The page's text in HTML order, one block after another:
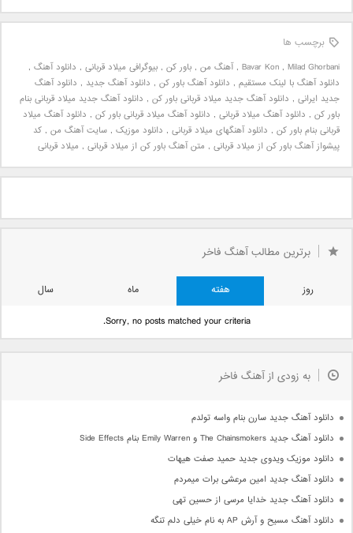
برچسب ها
Bavar Kon , Milad Ghorbani
,آهنگ من , باور کن , بیوگرافی میلاد قربانی , دانلود آهنگ ,
دانلود آهنگ با لینک مستقیم , دانلود آهنگ باور کن , دانلود آهنگ جدید , دانلود آهنگ
جدید ایرانی , دانلود آهنگ جدید میلاد قربانی باور کن , دانلود آهنگ جدید میلاد قربانی بنام
باور کن , دانلود آهنگ میلاد قربانی , دانلود آهنگ میلاد قربانی باور کن , دانلود آهنگ میلاد
قربانی بنام باور کن , دانلود آهنگهای میلاد قربانی , دانلود موزیک , سایت آهنگ من , کد
پیشواز آهنگ باور کن از میلاد قربانی , متن آهنگ باور کن از میلاد قربانی , میلاد قربانی
برترین مطالب آهنگ فاخر
روز هفته ماه
سال
Sorry, no posts matched your criteria.
به زودی از آهنگ فاخر
دانلود آهنگ جدید سارن بنام واسه تولدم
دانلود آهنگ جدید The Chainsmokers و Emily Warren بنام Side Effects
دانلود موزیک ویدوی جدید حمید صفت هیهات
دانلود آهنگ جدید امین مرعشی برات میمردم
دانلود آهنگ جدید خدایا مرسی از حسین تهی
دانلود آهنگ مسیح و آرش AP به نام خیلی دلم تنگه